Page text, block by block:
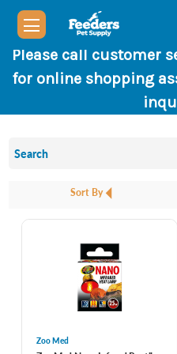
Please call customer
for online shopping
Sort By
Zoo Med